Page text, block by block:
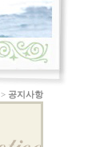
공지사항